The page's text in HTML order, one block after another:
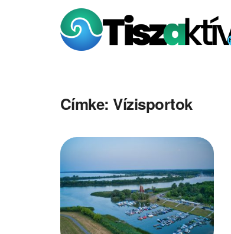
Címke:Vízisportok